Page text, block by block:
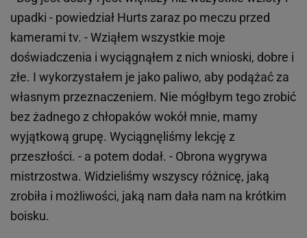
upadki - powiedział Hurts zaraz po meczu przed
kamerami tv. - Wziąłem wszystkie moje
doświadczenia i wyciągnąłem z nich wnioski, dobre i
złe. I wykorzystałem je jako paliwo, aby podążać za
własnym przeznaczeniem. Nie mógłbym tego zrobić
bez żadnego z chłopaków wokół mnie, mamy
wyjątkową grupę. Wyciągnęliśmy lekcję z
przeszłości. - a potem dodał. - Obrona wygrywa
mistrzostwa. Widzieliśmy wszyscy różnicę, jaką
zrobiła i możliwości, jaką nam dała nam na krótkim
boisku.